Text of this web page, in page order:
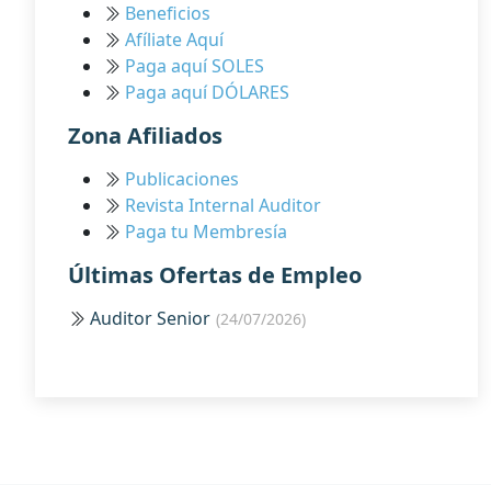
Beneficios
Afíliate Aquí
Paga aquí SOLES
Paga aquí DÓLARES
Zona Afiliados
Publicaciones
Revista Internal Auditor
Paga tu Membresía
Últimas Ofertas de Empleo
Auditor Senior (24/07/2026)